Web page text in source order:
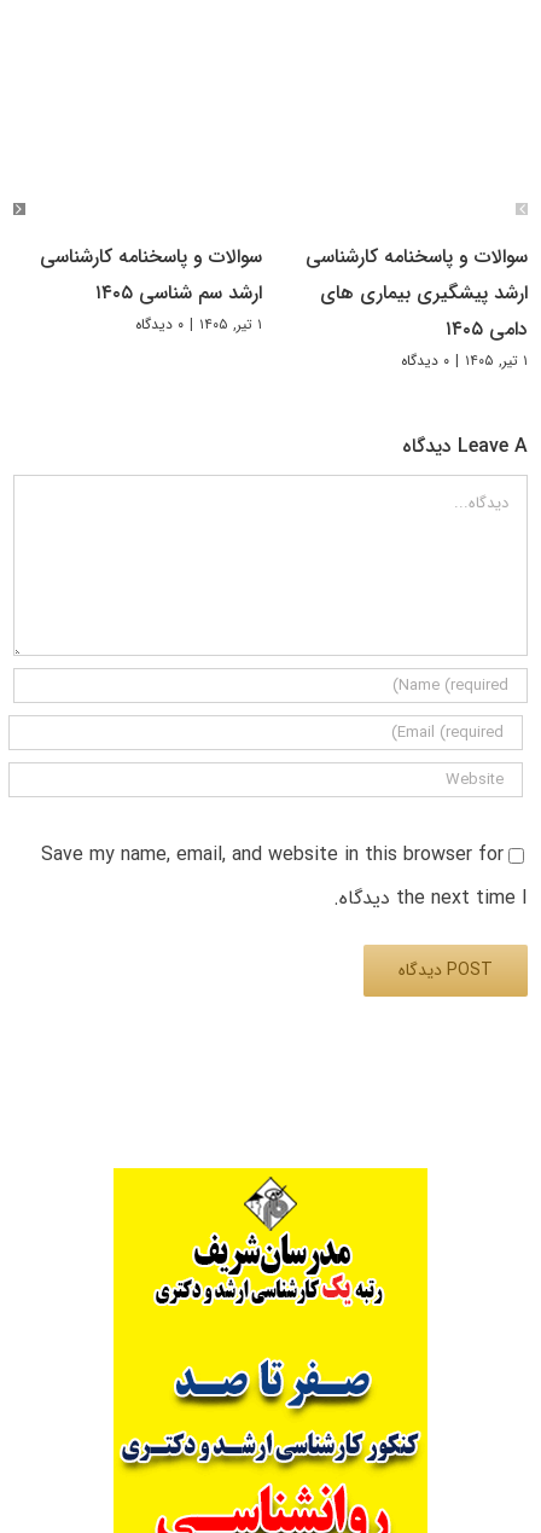
سوالات و پاسخنامه کارشناسی
ارشد پیشگیری بیماری های
دامی ۱۴۰۵
۱ تیر, ۱۴۰۵ | ۰ دیدگاه
سوالات و پاسخنامه کارشناسی
ارشد سم شناسی ۱۴۰۵
۱ تیر, ۱۴۰۵ | ۰ دیدگاه
Leave A دیدگاه
دیدگاه
Save my name, email, and website in this browser for
the next time I دیدگاه.